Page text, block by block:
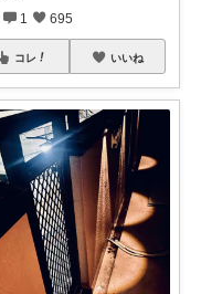
1 695
コレ いいね